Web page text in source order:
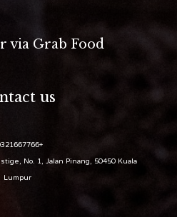
via Grab Food
us
+60321667766
No. 1, Jalan Pinang, 50450 Kuala
Lumpur